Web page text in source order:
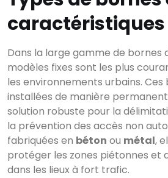
caractéristiques
Dans la large gamme de bornes
modèles fixes sont les plus
les environnements urbains. Ces
installées de manière
solution robuste pour la
la prévention des accès non
fabriquées en béton ou métal,
protéger les zones piétonnes et
dans les lieux à fort trafic.